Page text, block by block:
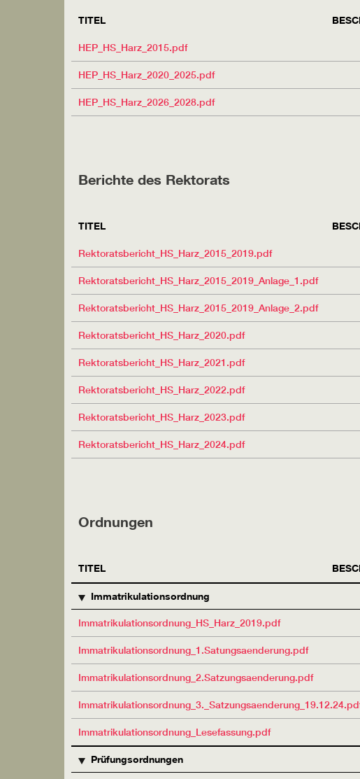
TITEL
HEP_HS_Harz_2015.pdf
HEP_HS_Harz_2020_2025.pdf
HEP_HS_Harz_2026_2028.pdf
Berichte des Rektorats
TITEL
Rektoratsbericht_HS_Harz_2015_2019.pdf
Rektoratsbericht_HS_Harz_2015_2019_Anlage_1.pdf
Rektoratsbericht_HS_Harz_2015_2019_Anlage_2.pdf
Rektoratsbericht_HS_Harz_2020.pdf
Rektoratsbericht_HS_Harz_2021.pdf
Rektoratsbericht_HS_Harz_2022.pdf
Rektoratsbericht_HS_Harz_2023.pdf
Rektoratsbericht_HS_Harz_2024.pdf
Ordnungen
TITEL
Immatrikulationsordnung
Immatrikulationsordnung_HS_Harz_2019.pdf
Immatrikulationsordnung_1.Satungsaenderung.pdf
Immatrikulationsordnung_2.Satzungsaenderung.pdf
Immatrikulationsordnung_Lesefassung.pdf
Prüfungsordnungen